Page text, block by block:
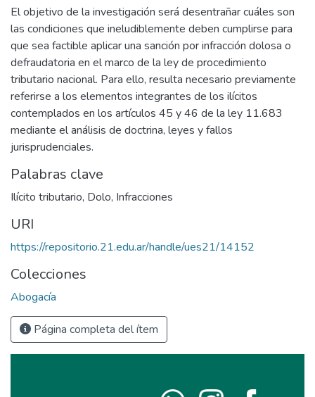
El objetivo de la investigación será desentrañar cuáles son
las condiciones que ineludiblemente deben cumplirse para
que sea factible aplicar una sanción por infracción dolosa o
defraudatoria en el marco de la ley de procedimiento
tributario nacional. Para ello, resulta necesario previamente
referirse a los elementos integrantes de los ilícitos
contemplados en los artículos 45 y 46 de la ley 11.683
mediante el análisis de doctrina, leyes y fallos
jurisprudenciales.
Palabras clave
Ilícito tributario, Dolo, Infracciones
URI
https://repositorio.21.edu.ar/handle/ues21/14152
Colecciones
Abogacía
Página completa del ítem